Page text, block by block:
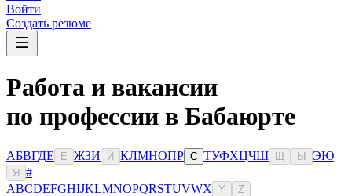
Войти
Создать резюме
Работа и вакансии
по профессии в Бабаюрте
АБВГДЕ Ё ЖЗИ Й КЛМНОПР С ТУФХЦЧШ Ы ЭЮ
Я
#
ABCDEFGHIJKLMNOPQRSTUVWX Y Z